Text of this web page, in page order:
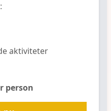
aktiviteter
person